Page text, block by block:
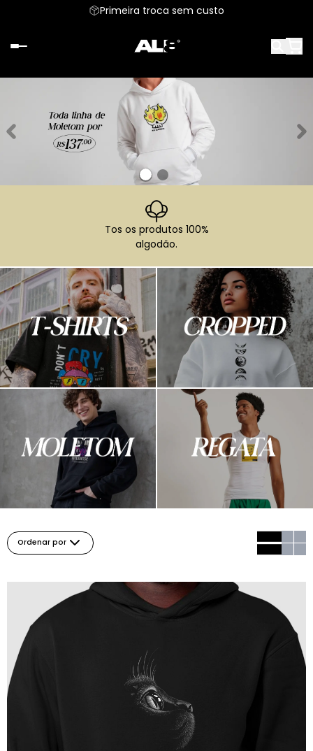
Primeira troca sem custo
Tos os produtos 100%
algodão.
Ordenar por